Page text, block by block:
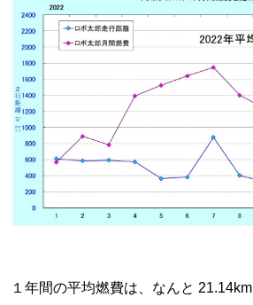
１年間の平均燃費は、なんと 21.14km